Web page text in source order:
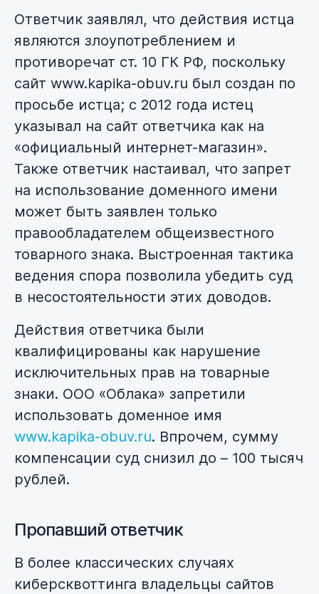
Ответчик заявлял, что действия истца
являются злоупотреблением и
противоречат ст. 10 ГК РФ, поскольку
сайт www.kapika-obuv.ru был создан по
просьбе истца; с 2012 года истец
указывал на сайт ответчика как на
«официальный интернет-магазин».
Также ответчик настаивал, что запрет
на использование доменного имени
может быть заявлен только
правообладателем общеизвестного
товарного знака. Выстроенная тактика
ведения спора позволила убедить суд
в несостоятельности этих доводов.
Действия ответчика были
квалифицированы как нарушение
исключительных прав на товарные
знаки. ООО «Облака» запретили
использовать доменное имя
www.kapika-obuv.ru. Впрочем, сумму
компенсации суд снизил до – 100 тысяч
рублей.
Пропавший ответчик
В более классических случаях
киберсквоттинга владельцы сайтов